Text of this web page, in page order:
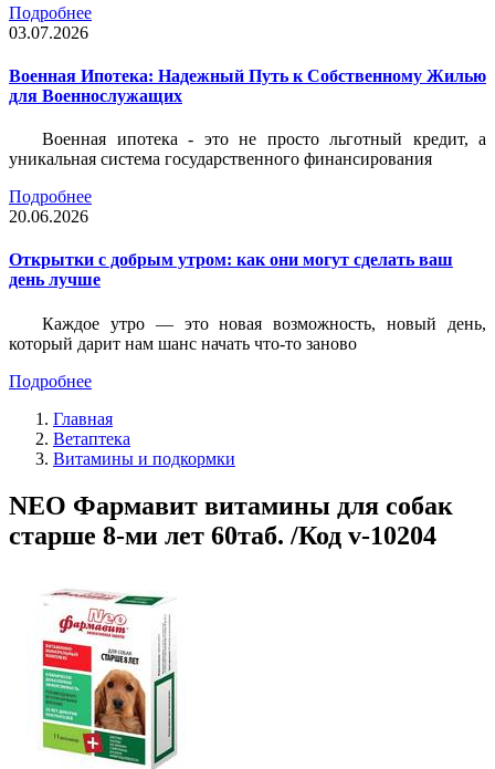
Подробнее
03.07.2026
Военная Ипотека: Надежный Путь к Собственному Жилью
для Военнослужащих
Военная ипотека - это не просто льготный кредит, а
уникальная система государственного финансирования
Подробнее
20.06.2026
Открытки с добрым утром: как они могут сделать ваш
день лучше
Каждое утро — это новая возможность, новый день,
который дарит нам шанс начать что-то заново
Подробнее
Главная
Ветаптека
Витамины и подкормки
NEO Фармавит витамины для собак
старше 8-ми лет 60таб. /Код v-10204